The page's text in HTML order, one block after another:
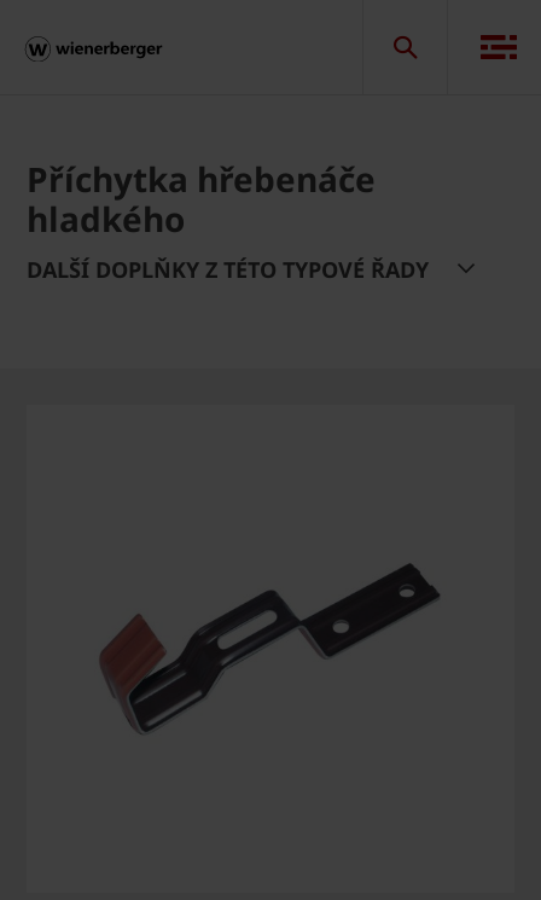
Příchytka hřebenáče
hladkého
DALŠÍ DOPLŇKY Z TÉTO TYPOVÉ ŘADY